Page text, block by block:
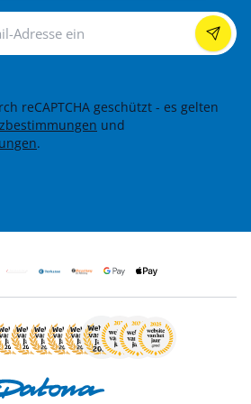
reCAPTCHA geschützt - es gelten
und
.